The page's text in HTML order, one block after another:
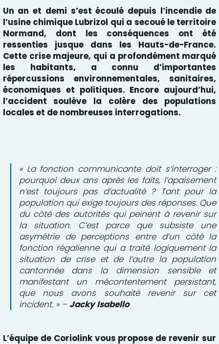
Un an et demi s’est écoulé depuis l’incendie de
l’usine chimique Lubrizol qui a secoué le territoire
Normand, dont les conséquences ont été
ressenties jusque dans les Hauts-de-France.
Cette crise majeure, qui a profondément marqué
les habitants, a connu d’importantes
répercussions environnementales, sanitaires,
économiques et politiques. Encore aujourd’hui,
l’accident soulève la colère des populations
locales et de nombreuses interrogations.
« La fonction communicante doit s’interroger :
pourquoi deux ans après les faits, l’apaisement
n’est toujours pas d’actualité ? Tant pour la
population qui exige toujours des réponses. Que
du côté des autorités qui peinent à revenir sur
la situation. C’est parce que subsiste une
asymétrie de perceptions entre d’un côté la
fonction régalienne qui a traité logiquement la
situation de crise et de l’autre la population
cantonnée dans la dimension sensible et
manifestant un mécontentement persistant,
que nous avons souhaité revenir sur cet
incident. » – Jacky Isabello
L’équipe de Coriolinkvous propose de revenir sur